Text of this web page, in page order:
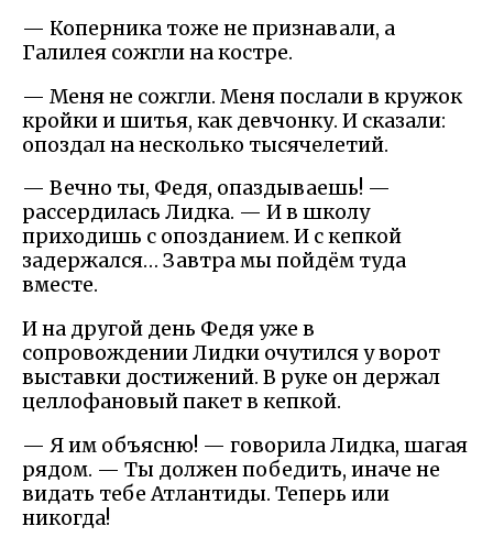
— Коперника тоже не признавали, а
Галилея сожгли на костре.
— Меня не сожгли. Меня послали в кружок
кройки и шитья, как девчонку. И сказали:
опоздал на несколько тысячелетий.
— Вечно ты, Федя, опаздываешь! —
рассердилась Лидка. — И в школу
приходишь с опозданием. И с кепкой
задержался… Завтра мы пойдём туда
вместе.
И на другой день Федя уже в
сопровождении Лидки очутился у ворот
выставки достижений. В руке он держал
целлофановый пакет в кепкой.
— Я им объясню! — говорила Лидка, шагая
рядом. — Ты должен победить, иначе не
видать тебе Атлантиды. Теперь или
никогда!